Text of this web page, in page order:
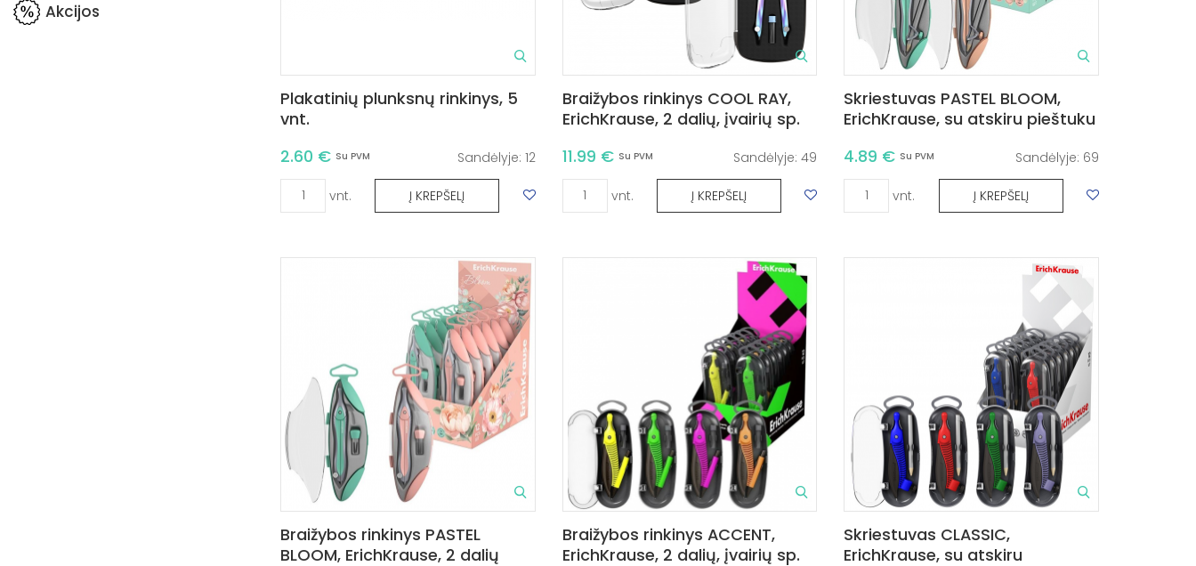
Akcijos
Plakatinių plunksnų rinkinys, 5
vnt.
2.60 € Su PVM Sandėlyje: 12
vnt. Į KREPŠELĮ
Braižybos rinkinys COOL RAY,
ErichKrause, 2 dalių, įvairių sp.
11.99 € Su PVM Sandėlyje:49
vnt. Į KREPŠELĮ
Skriestuvas PASTEL BLOOM,
ErichKrause, su atskiru pieštuku
4.89 € Su PVM Sandėlyje: 69
vnt. Į KREPŠELĮ
Braižybos rinkinys PASTEL
BLOOM, ErichKrause, 2 dalių
Braižybos rinkinys ACCENT,
ErichKrause, 2 dalių, įvairių sp.
Skriestuvas CLASSIC,
ErichKrause, su atskiru